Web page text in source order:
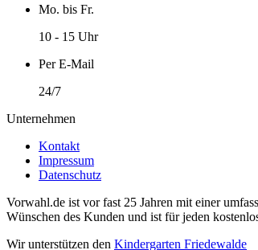
Mo. bis Fr.
10 - 15 Uhr
Per E-Mail
24/7
Unternehmen
Kontakt
Impressum
Datenschutz
Vorwahl.de ist vor fast 25 Jahren mit einer
Wünschen des Kunden und ist für jeden
Wir unterstützen den Kindergarten Friedewalde